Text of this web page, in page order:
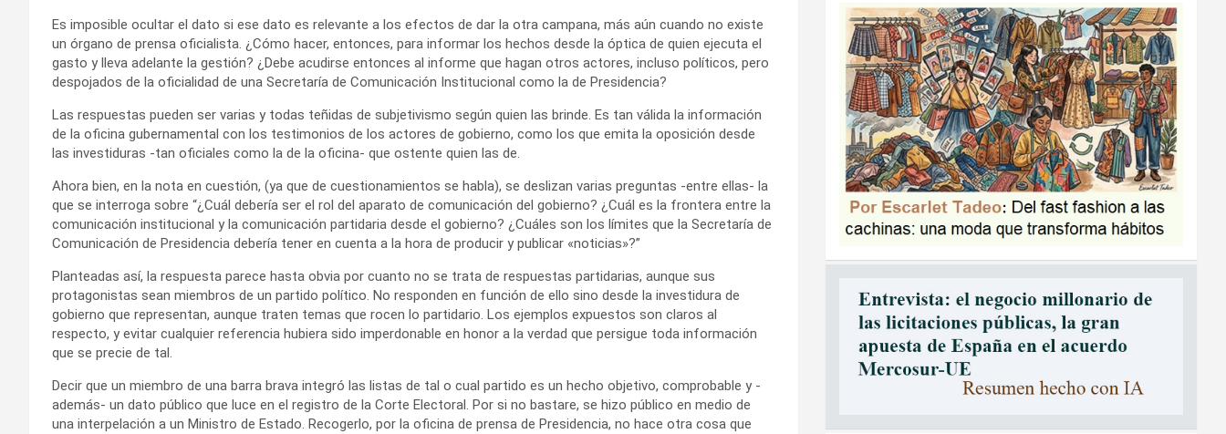
Es imposible ocultar el dato si ese dato es relevante a los efectos de dar la otra campana, más aún cuando no existe
un órgano de prensa oficialista. ¿Cómo hacer, entonces, para informar los hechos desde la óptica de quien ejecuta el
gasto y lleva adelante la gestión? ¿Debe acudirse entonces al informe que hagan otros actores, incluso políticos, pero
despojados de la oficialidad de una Secretaría de Comunicación Institucional como la de Presidencia?
Las respuestas pueden ser varias y todas teñidas de subjetivismo según quien las brinde. Es tan válida la información
de la oficina gubernamental con los testimonios de los actores de gobierno, como los que emita la oposición desde
las investiduras -tan oficiales como la de la oficina- que ostente quien las de.
Ahora bien, en la nota en cuestión, (ya que de cuestionamientos se habla), se deslizan varias preguntas -entre ellas- la
que se interroga sobre “¿Cuál debería ser el rol del aparato de comunicación del gobierno? ¿Cuál es la frontera entre la
comunicación institucional y la comunicación partidaria desde el gobierno? ¿Cuáles son los límites que la Secretaría de
Comunicación de Presidencia debería tener en cuenta a la hora de producir y publicar «noticias»?”
Planteadas así, la respuesta parece hasta obvia por cuanto no se trata de respuestas partidarias, aunque sus
protagonistas sean miembros de un partido político. No responden en función de ello sino desde la investidura de
gobierno que representan, aunque traten temas que rocen lo partidario. Los ejemplos expuestos son claros al
respecto, y evitar cualquier referencia hubiera sido imperdonable en honor a la verdad que persigue toda información
que se precie de tal.
Decir que un miembro de una barra brava integró las listas de tal o cual partido es un hecho objetivo, comprobable y -
además- un dato público que luce en el registro de la Corte Electoral. Por si no bastare, se hizo público en medio de
una interpelación a un Ministro de Estado. Recogerlo, por la oficina de prensa de Presidencia, no hace otra cosa que